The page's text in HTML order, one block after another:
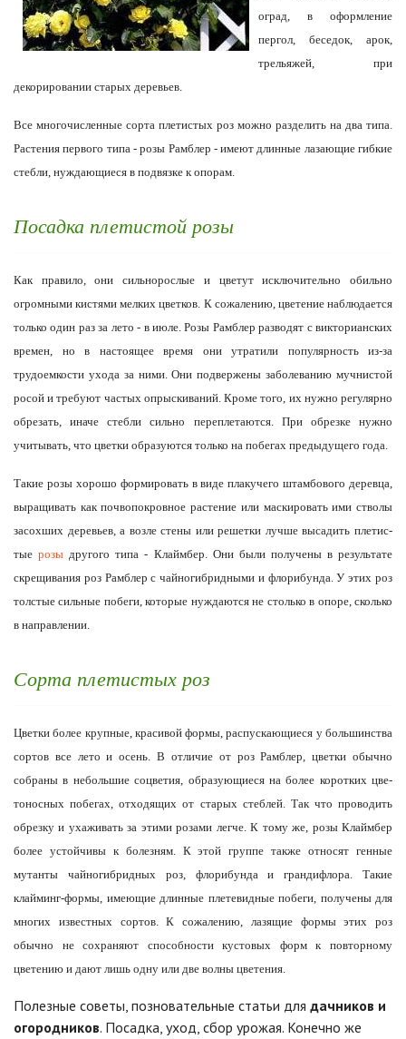
оград, в оформление
пергол, беседок, арок,
трельяжей, при
декорировании старых деревьев.
Все многочисленные сорта плетистых роз можно разделить на два типа.
Растения первого типа - розы Рамблер - имеют длинные лазающие гибкие
стебли, нуждающиеся в подвязке к опорам.
Посадка плетистой розы
Как правило, они сильнорослые и цветут исключи­тельно обильно
огромными кистями мелких цветков. К сожалению, цветение наблюдается
только один раз за лето - в июле. Розы Рамблер разводят с викторианских
времен, но в настоящее время они утратили популяр­ность из-за
трудоемкости ухода за ними. Они подверже­ны заболеванию мучнистой
росой и требуют частых опрыскиваний. Кроме того, их нужно регулярно
обре­зать, иначе стебли сильно переплетаются. При обрезке нужно
учитывать, что цветки образуются только на по­бегах предыдущего года.
Такие розы хорошо формировать в виде плакучего штамбового деревца,
выращивать как почвопокровное растение или маскировать ими стволы
засохших деревь­ев, а возле стены или решетки лучше высадить плетис­
тыерозы другого типа - Клаймбер. Они были получены в результате
скрещивания роз Рамблер с чайногибридными и флорибунда. У этих роз
толстые сильные побеги, которые нуждаются не столько в опоре, сколько
в на­правлении.
Сорта плетистых роз
Цветки более крупные, красивой формы, распускающиеся у большинства
сортов все лето и осень. В отличие от роз Рамблер, цветки обычно
собраны в не­большие соцветия, образующиеся на более коротких цве­
тоносных побегах, отходящих от старых стеблей. Так что проводить
обрезку и ухаживать за этими розами легче. К тому же, розы Клаймбер
более устойчивы к болезням. К этой группе также относят генные
мутанты чайногибрид­ных роз, флорибунда и грандифлора. Такие
клайминг-формы, имеющие длинные плетевидные побеги, получе­ны для
многих известных сортов. К сожалению, лазящие формы этих роз
обычно не сохраняют способности кус­товых форм к повторному
цветению и дают лишь одну или две волны цветения.
Полезные советы, позновательные статьи для дачников и
огородников. Посадка, уход, сбор урожая. Конечно же